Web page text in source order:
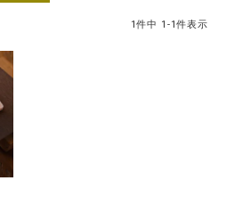
1件中 1 -1件表示